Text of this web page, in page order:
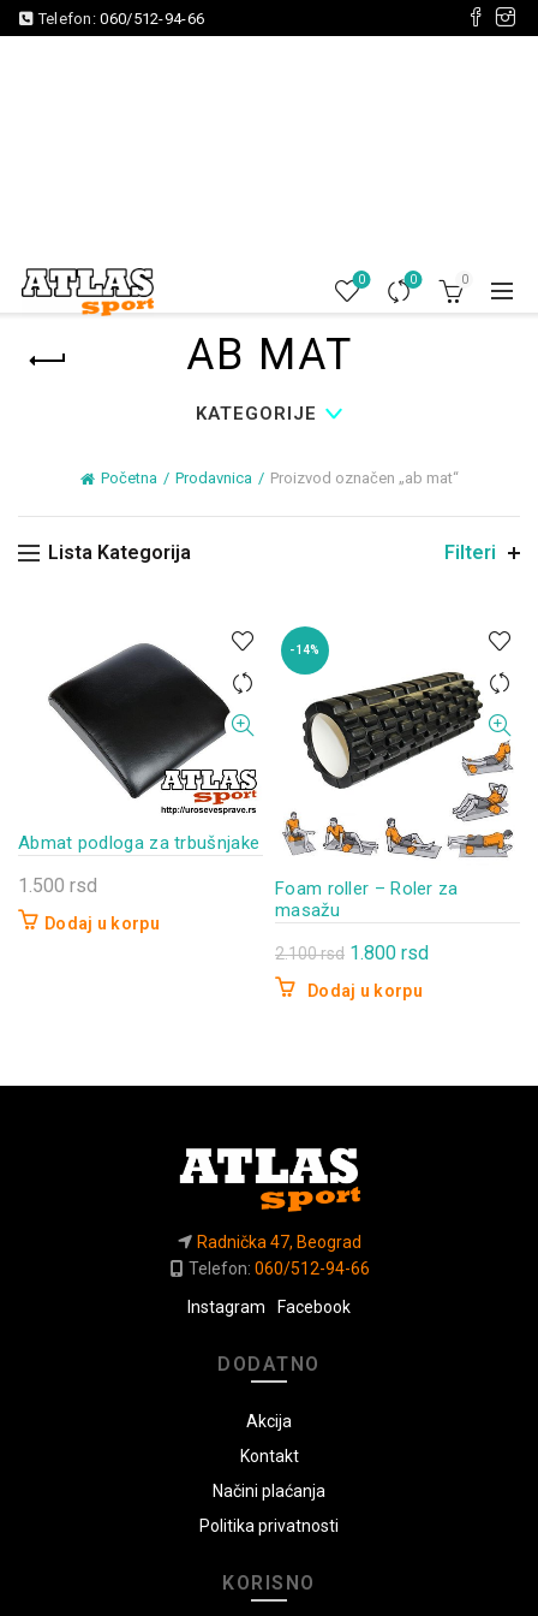
Telefon:060/512-94-66
0 0 0
AB MAT
KATEGORIJE
Početna Prodavnica Proizvod označen „ab mat“
Lista Kategorija Filteri
Abmat podloga za trbušnjake
1.500 rsd
Dodaj u korpu
-14%
Foam roller – Roler za
masažu
2.100rsd Originalna
cena
1.800 rsdTrenutna
Dodaj u korpu
Radnička 47, Beograd
Telefon: 060/512-94-66
Instagram
Facebook
DODATNO
Akcija
Kontakt
Načini plaćanja
Politika privatnosti
KORISNO